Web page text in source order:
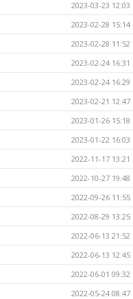
2023-03-23 12:03
2023-02-28 15:14
2023-02-28 11:52
2023-02-24 16:31
2023-02-24 16:29
2023-02-21 12:47
2023-01-26 15:18
2023-01-22 16:03
2022-11-17 13:21
2022-10-27 19:48
2022-09-26 11:55
2022-08-29 13:25
2022-06-13 21:52
2022-06-13 12:45
2022-06-01 09:32
2022-05-24 08:47